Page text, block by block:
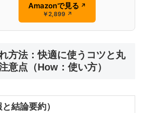
Amazonで見る ↗
￥2,899 ↗
方法：快適に使うコツと丸
意点（How：使い方）
結論要約）